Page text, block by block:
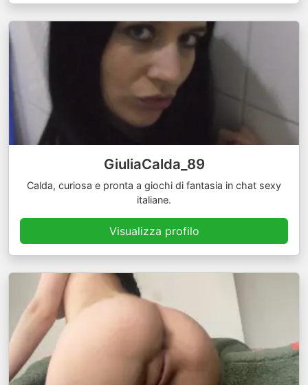
GiuliaCalda_89
Calda, curiosa e pronta a giochi di fantasia in chat sexy
italiane.
Visualizza profilo